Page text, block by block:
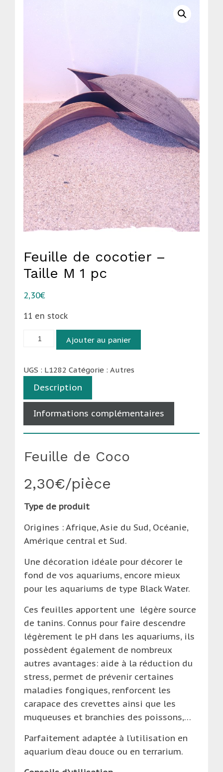
Feuille de cocotier –
Taille M 1 pc
2,30€
11 en stock
quantité
de
cocotier
-
Taille
pc
Ajouter au panier
UGS : L1282 Catégorie : Autres
Description
Informations complémentaires
Feuille de Coco
2,30€/pièce
Type de produit
Origines : Afrique, Asie du Sud, Océanie,
Amérique central et Sud.
Une décoration idéale pour décorer le
fond de vos aquariums, encore mieux
pour les aquariums de type Black Water.
Ces feuilles apportent une légère source
de tanins. Connus pour faire descendre
légèrement le pH dans les aquariums, ils
possèdent également de nombreux
autres avantages: aide à la réduction du
stress, permet de prévenir certaines
maladies fongiques, renforcent les
carapace des crevettes ainsi que les
muqueuses et branchies des poissons,…
Parfaitement adaptée à l’utilisation en
aquarium d’eau douce ou en terrarium.